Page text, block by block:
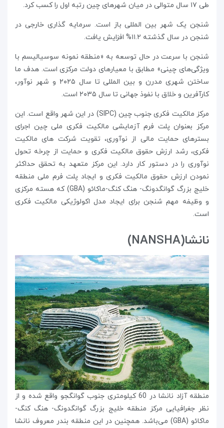
طی ۱۷ سال متوالی در میان شهرهای چین رتبه اول را کسب کرد.
شنجن یک شهر بین المللی باز است. سرمایه گذاری خارجی در
شنجن در سال گذشته ۱۱.۲% افزایش یافت.
شنجن با سرعت در حال توسعه به «منطقه نمونه سوسیالیسم با
ویژگی‌های چینی» مطابق با معیارهای دولت مرکزی است. هدف ما
ساختن شهری مدرن و بین المللی تا سال ۲۰۲۵ و شهر نوآور،
کارآفرین و خلاق با نفوذ جهانی تا سال ۲۰۳۵ است.
مرکز مالکیت فکری جنوب چین (SIPC) در این شهر واقع است. این
مرکز بعنوان پلت فرم آزمایشی مالکیت فکری ملی چین اجرای
بسترهای حمایت مالی از نوآوری، تقویت شرکت های مالکیت
فکری، رشد ارزش حقوق مالکیت فکری و حمایت از چرخه تحول
نوآوری را در دستور کار دارد. این مرکز متعهد به تحقق حداکثر
نمودن ارزش حقوق مالکیت فکری و ایجاد پلت فرم ملی منطقه
خلیج بزرگ گوانگدونگ- هنگ کنگ-ماکائو (GBA) که هسته مرکزی
و وظیفه مهم شنجن برای ایجاد مدل اکولوژیکی مالکیت فکری
است.
نانشا(NANSHA)
منطقه آزاد نانشا در 60 کیلومتری جنوب گوانگجو واقع شده و از
نظر جغرافیایی مرکز منطقه خلیج بزرگ گوانگدونگ- هنگ کنگ-
ماکائو (GBA) می‌باشد. همچنین در این منطقه بندر معروف نانشا